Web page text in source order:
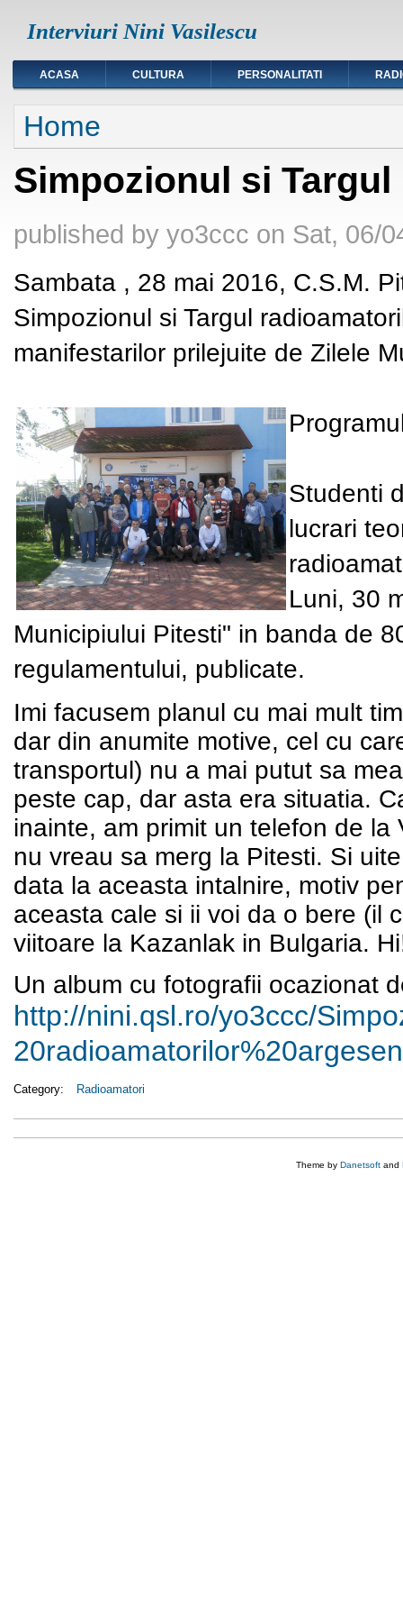
Interviuri Nini Vasilescu
ACASA CULTURA PERSONALITATI
You are here
Home
Simpozionul si
published by yo3ccc on Sat, 06/
Sambata , 28 mai 2016, C.S.M.
Simpozionul si Targul
manifestarilor prilejuite de Zilele
Studenti
lucrari
Luni, 30
Municipiului Pitesti" in banda de
regulamentului, publicate.
Imi facusem planul cu mai mult
dar din anumite motive, cel cu
transportul) nu a mai putut sa
peste cap, dar asta era situatia.
inainte, am primit un telefon de
nu vreau sa merg la Pitesti. Si
data la aceasta intalnire, motiv
aceasta cale si ii voi da o bere (il
viitoare la Kazanlak in Bulgaria.
Un album cu fotografii ocazionat
http://nini.qsl.ro/yo3ccc/
Category: Radioamatori
Theme by Danetsoft and